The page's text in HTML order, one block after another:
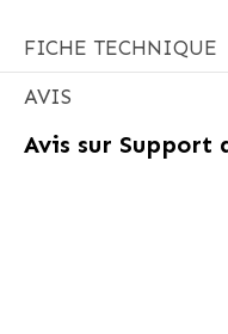
FICHE TECHNIQUE
AVIS
Avis sur Support